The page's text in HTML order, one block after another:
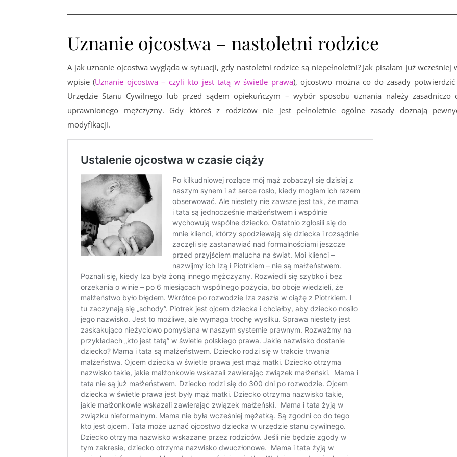
Uznanie ojcostwa – nastoletni rodzice
A jak uznanie ojcostwa wygląda w sytuacji, gdy nastoletni rodzice są niepełnoletni? Jak pisałam już wcześniej
wpisie (Uznanie ojcostwa – czyli kto jest tatą w świetle prawa), ojcostwo można co do zasady
Urzędzie Stanu Cywilnego lub przed sądem opiekuńczym – wybór sposobu uznania należy zasadniczo
uprawnionego mężczyzny. Gdy któreś z rodziców nie jest pełnoletnie ogólne zasady doznają
modyfikacji.